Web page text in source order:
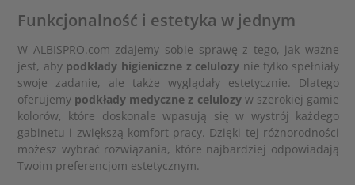
Funkcjonalność i estetyka w jednym
W ALBISPRO.com zdajemy sobie sprawę z tego, jak ważne
jest, aby podkłady higieniczne z celulozy nie tylko spełniały
swoje zadanie, ale także wyglądały estetycznie. Dlatego
oferujemy podkłady medyczne z celulozyw szerokiej gamie
kolorów, które doskonale wpasują się w wystrój każdego
gabinetu i zwiększą komfort pracy. Dzięki tej różnorodności
możesz wybrać rozwiązania, które najbardziej odpowiadają
Twoim preferencjom estetycznym.